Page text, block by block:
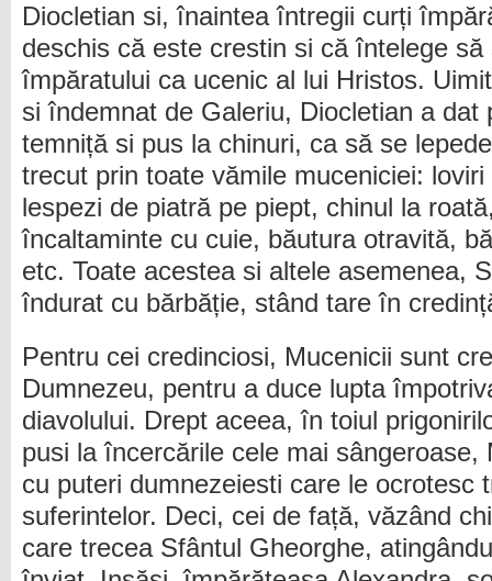
Diocletian si, înaintea întregii curți
deschis că este crestin si că întelege
împăratului ca ucenic al lui Hristos.
si îndemnat de Galeriu, Diocletian a dat
temniță si pus la chinuri, ca să se
trecut prin toate vămile muceniciei:
lespezi de piatră pe piept, chinul la
încaltaminte cu cuie, băutura otravită,
etc. Toate acestea si altele asemenea,
îndurat cu bărbăție, stând tare în
Pentru cei credinciosi, Mucenicii sunt
Dumnezeu, pentru a duce lupta
diavolului. Drept aceea, în toiul
pusi la încercările cele mai sângeroase,
cu puteri dumnezeiesti care le ocrotesc
suferintelor. Deci, cei de față, văzând
care trecea Sfântul Gheorghe,